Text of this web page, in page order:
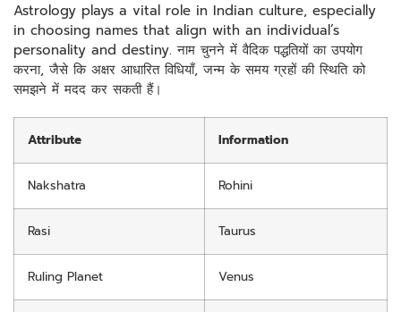
Astrology plays a vital role in Indian culture, especially
in choosing names that align with an individual’s
personality and destiny. नाम चुनने में वैदिक पद्धतियों का उपयोग
करना, जैसे कि अक्षर आधारित विधियाँ, जन्म के समय ग्रहों की स्थिति को
समझने में मदद कर सकती हैं।
Attribute Information
Nakshatra Rohini
Rasi Taurus
Ruling Planet Venus